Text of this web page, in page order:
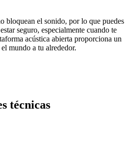
bloquean el sonido, por lo que puedes
seguro, especialmente cuando te
acústica abierta proporciona un
mundo a tu alrededor.
técnicas